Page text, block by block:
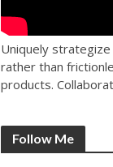
Uniquely
rather than
products.
Follow Me